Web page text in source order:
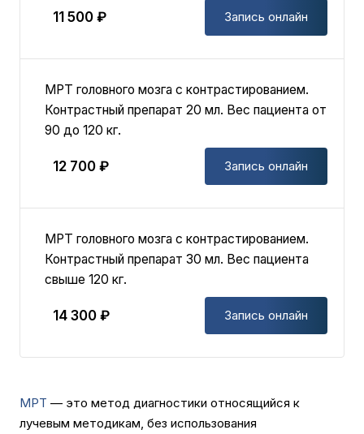
11 500 ₽ Запись онлайн
MPT головного мозга с контрастированием.
Контрастный препарат 20 мл. Вес пациента от
90 до 120 кг.
12 700 ₽ Запись онлайн
MPT головного мозга с контрастированием.
Контрастный препарат 30 мл. Вес пациента
свыше 120 кг.
14 300 ₽ Запись онлайн
МРТ — это метод диагностики относящийся к
лучевым методикам, без использования